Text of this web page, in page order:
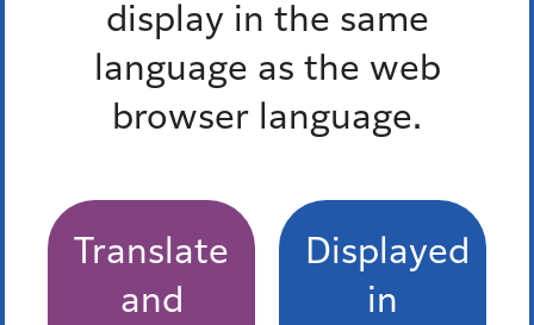
display in the same
language as the web
browser language.
Translate
and
Displayed
in